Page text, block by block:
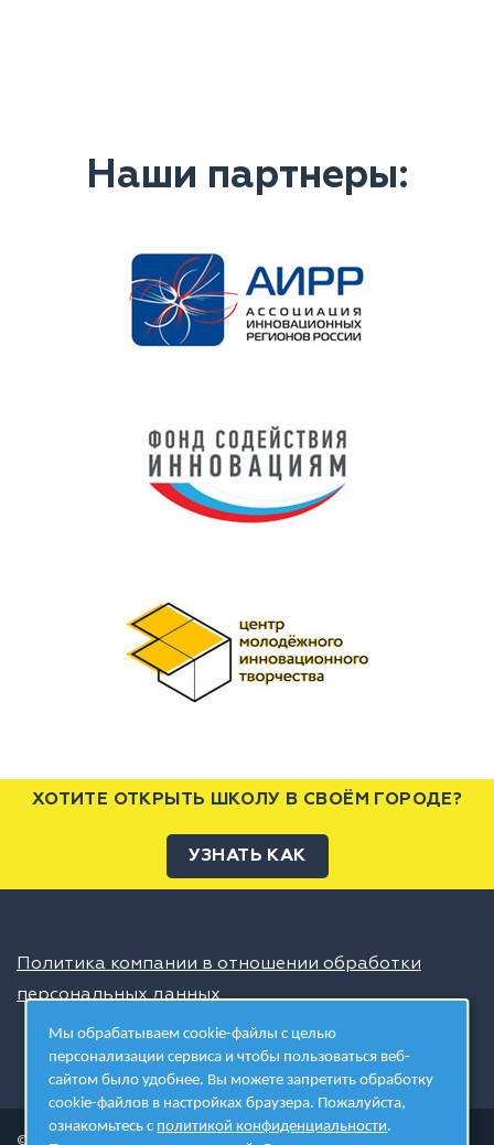
Наши партнеры:
ХОТИТЕ ОТКРЫТЬ ШКОЛУ В СВОЁМ ГОРОДЕ?
УЗНАТЬ КАК
Политика компании в отношении обработки
персональных данных
© 2026 ШЦТ
Мы обрабатываем cookie-файлы с целью
персонализации сервиса и чтобы пользоваться веб-
сайтом было удобнее. Вы можете запретить обработку
cookie-файлов в настройках браузера. Пожалуйста,
ознакомьтесь с политикой конфиденциальности.